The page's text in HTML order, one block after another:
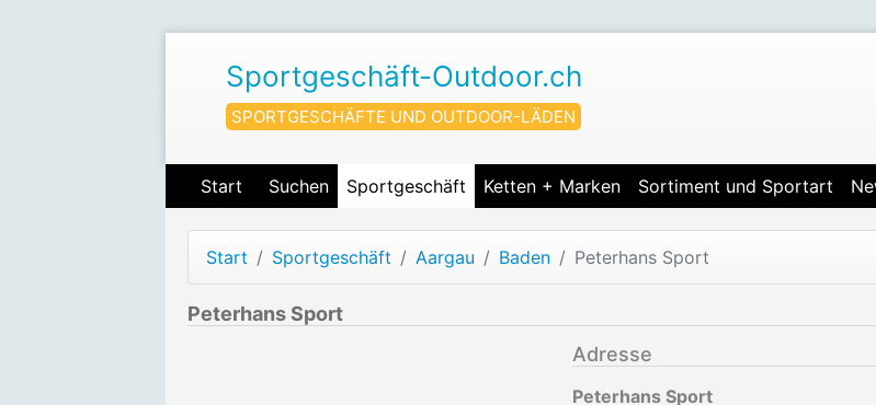
Sportgeschäft-Outdoor.ch
SPORTGESCHÄFTE UND OUTDOOR-LÄDEN
Start Suchen Sportgeschäft Ketten + Marken Sortiment und Sportart
Start Sportgeschäft Aargau Baden Peterhans Sport
Peterhans Sport
Adresse
Peterhans Sport